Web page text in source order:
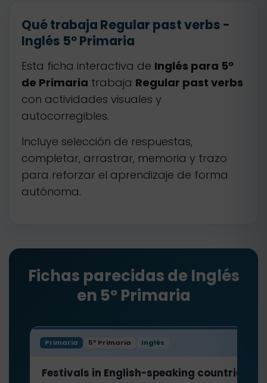
Qué trabaja Regular past verbs -
Inglés 5º Primaria
Esta ficha interactiva de Inglés para 5º
de Primaria trabaja Regular past verbs
con actividades visuales y
autocorregibles.
Incluye selección de respuestas,
completar, arrastrar, memoria y trazo
para reforzar el aprendizaje de forma
autónoma.
Fichas parecidas de Inglés
en 5º Primaria
Primaria 5º Primaria Inglés
Festivals in English-speaking countries